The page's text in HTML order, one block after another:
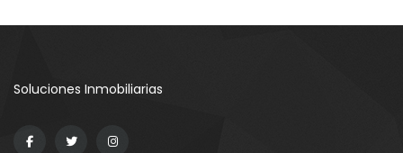
Soluciones Inmobiliarias